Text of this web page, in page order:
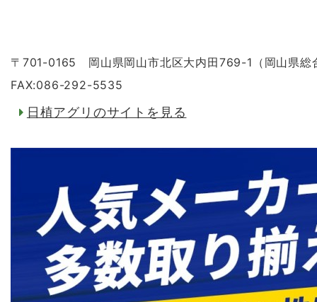
〒701-0165 岡山県岡山市北区大内田769-1（岡山県総
FAX:086-292-5535
日植アグリのサイトを見る